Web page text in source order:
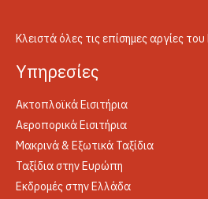
Κλειστά όλες τις επίσημες αργίες
Yπηρεσίες
Ακτοπλοϊκά Εισιτήρια
Αεροπορικά Εισιτήρια
Μακρινά & Εξωτικά Ταξίδια
Ταξίδια στην Ευρώπη
Εκδρομές στην Ελλάδα